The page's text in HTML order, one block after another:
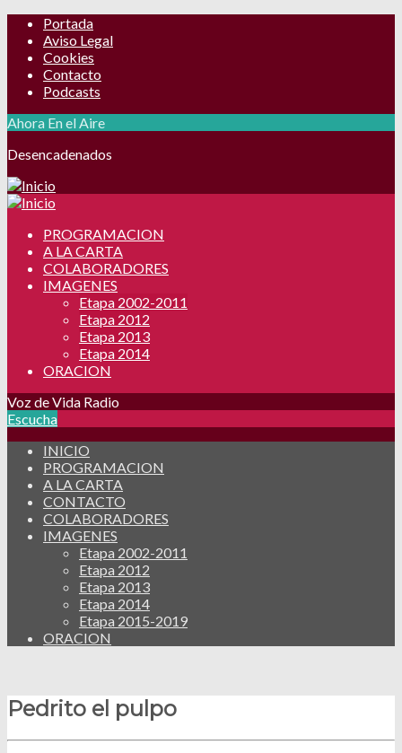
Portada
Aviso Legal
Cookies
Contacto
Podcasts
Ahora En el Aire
Desencadenados
PROGRAMACION
A LA CARTA
COLABORADORES
IMAGENES
Etapa 2002-2011
Etapa 2012
Etapa 2013
Etapa 2014
ORACION
Voz de Vida Radio
Escucha
INICIO
PROGRAMACION
A LA CARTA
CONTACTO
COLABORADORES
IMAGENES
Etapa 2002-2011
Etapa 2012
Etapa 2013
Etapa 2014
Etapa 2015-2019
ORACION
Pedrito el pulpo